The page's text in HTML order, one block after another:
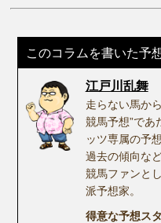
このコラムを書いた予
江戸川乱舞
走らない馬か
競馬予想”であ
ッツ専属の予
過去の傾向な
競馬ファンと
派予想家。
得意な予想ス